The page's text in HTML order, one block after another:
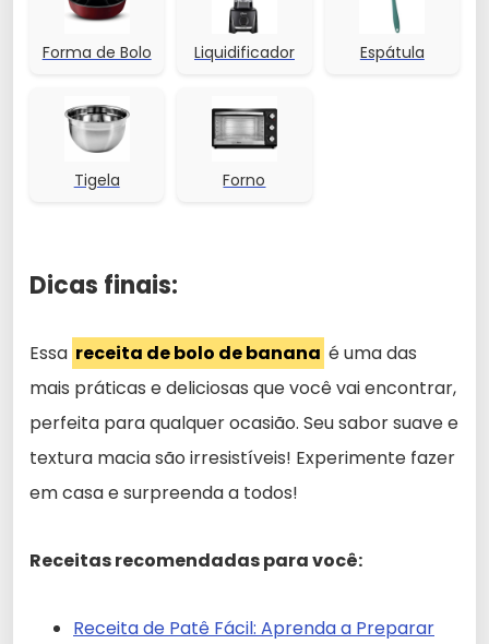
Forma de Bolo Liquidificador Espátula
Tigela Forno
Dicas finais:
Essa receita de bolo de banana é uma das
mais práticas e deliciosas que você vai encontrar,
perfeita para qualquer ocasião. Seu sabor suave e
textura macia são irresistíveis! Experimente fazer
em casa e surpreenda a todos!
Receitas recomendadas para você:
Receita de Patê Fácil: Aprenda a Preparar